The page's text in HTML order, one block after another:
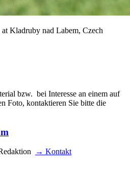
bzw. bei Interesse an einem auf
Foto, kontaktieren Sie bitte die
→ Kontakt